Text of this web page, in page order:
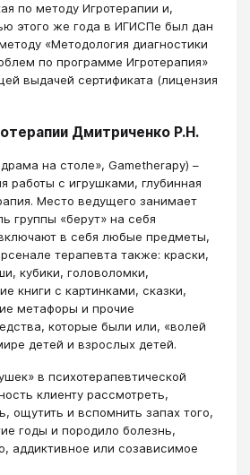
по методу Игротерапии и,
этого же года в ИГИСПе был дан
«Методология диагностики
по программе Игротерапия»
выдачей сертификата (лицензия
Дмитриченко Р.Н.
на столе», Gametherapy) –
работы с игрушками, глубинная
Место ведущего занимает
группы «берут» на себя
в себя любые предметы,
терапевта также: краски,
кубики, головоломки,
книги с картинками, сказки,
метафоры и прочие
которые были или, «волей
детей и взрослых детей.
в психотерапевтической
клиенту рассмотреть,
ощутить и вспомнить запах того,
годы и породило болезнь,
аддиктивное или созависимое